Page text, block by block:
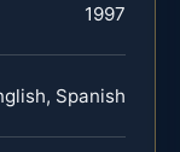
1997
Spanish